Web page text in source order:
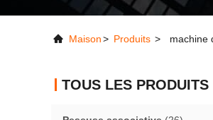
Maison> Produits > machine
TOUS LES PRODUITS